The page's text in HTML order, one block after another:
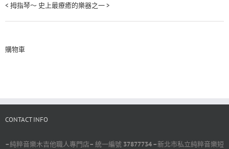
< 拇指琴～ 史上最療癒的樂器之一 >
購物車
CONTACT INFO
–純粹音樂木吉他職人專門店– 統一編號 37877734 –新北市私立純粹音樂短